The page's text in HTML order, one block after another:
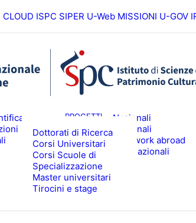
CLOUD ISPC SIPER U-Web MISSIONI U-GOV
PROGETTI
Nazionali
Regionali
Fieldwork abroad
Internazionali
Dottorati di Ricerca
Corsi Universitari
Corsi Scuole di
Specializzazione
Master universitari
Tirocini e stage
EVENTI & NEWS